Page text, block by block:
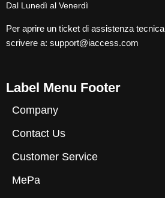
Dal Lunedì al Venerdì
Per aprire un ticket di assistenza tecnica
scrivere a: support@iaccess.com
Label Menu Footer
Company
Contact Us
Customer Service
MePa